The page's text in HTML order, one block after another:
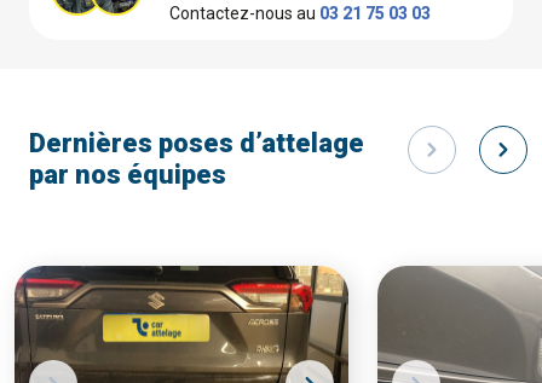
Contactez-nous au 03 21 75 03 03
Dernières poses d’attelage
par nos équipes